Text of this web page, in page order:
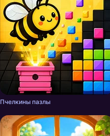
Пчелкины пазлы